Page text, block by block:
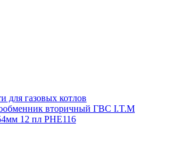
для газовых котлов
вторичный ГВС I.T.M
12 пл PHE116